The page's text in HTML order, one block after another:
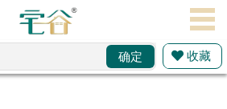
理
确定 收藏